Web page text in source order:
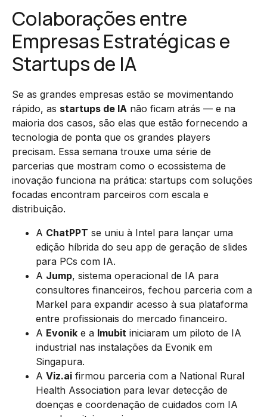
Colaborações entre
Empresas Estratégicas e
Startups de IA
Se as grandes empresas estão se movimentando
rápido, as startups de IA não ficam atrás — e na
maioria dos casos, são elas que estão fornecendo a
tecnologia de ponta que os grandes players
precisam. Essa semana trouxe uma série de
parcerias que mostram como o ecossistema de
inovação funciona na prática: startups com soluções
focadas encontram parceiros com escala e
distribuição.
A ChatPPT se uniu à Intel para lançar uma
edição híbrida do seu app de geração de slides
para PCs com IA.
A Jump, sistema operacional de IA para
consultores financeiros, fechou parceria com a
Markel para expandir acesso à sua plataforma
entre profissionais do mercado financeiro.
A Evonik e a Imubit iniciaram um piloto de IA
industrial nas instalações da Evonik em
Singapura.
A Viz.ai firmou parceria com a National Rural
Health Association para levar detecção de
doenças e coordenação de cuidados com IA